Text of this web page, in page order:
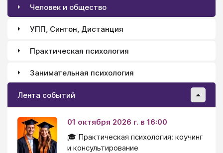
Человек и общество
УПП, Синтон, Дистанция
Практическая психология
Занимательная психология
Лента событий
01 октября 2026 г. в 16:00
🎓 Практическая психология: коучинг
и консультирование